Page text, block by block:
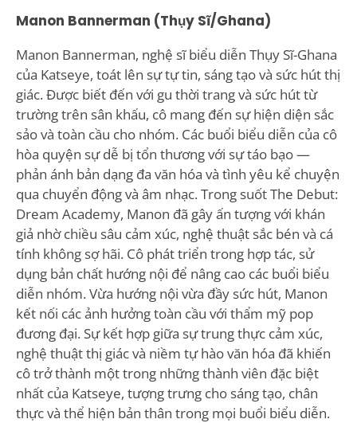
Manon Bannerman (Thụy Sĩ/Ghana)
Manon Bannerman, nghệ sĩ biểu diễn Thụy Sĩ-Ghana
của Katseye, toát lên sự tự tin, sáng tạo và sức hút thị
giác. Được biết đến với gu thời trang và sức hút từ
trường trên sân khấu, cô mang đến sự hiện diện sắc
sảo và toàn cầu cho nhóm. Các buổi biểu diễn của cô
hòa quyện sự dễ bị tổn thương với sự táo bạo —
phản ánh bản dạng đa văn hóa và tình yêu kể chuyện
qua chuyển động và âm nhạc. Trong suốt The Debut:
Dream Academy, Manon đã gây ấn tượng với khán
giả nhờ chiều sâu cảm xúc, nghệ thuật sắc bén và cá
tính không sợ hãi. Cô phát triển trong hợp tác, sử
dụng bản chất hướng nội để nâng cao các buổi biểu
diễn nhóm. Vừa hướng nội vừa đầy sức hút, Manon
kết nối các ảnh hưởng toàn cầu với thẩm mỹ pop
đương đại. Sự kết hợp giữa sự trung thực cảm xúc,
nghệ thuật thị giác và niềm tự hào văn hóa đã khiến
cô trở thành một trong những thành viên đặc biệt
nhất của Katseye, tượng trưng cho sáng tạo, chân
thực và thể hiện bản thân trong mọi buổi biểu diễn.